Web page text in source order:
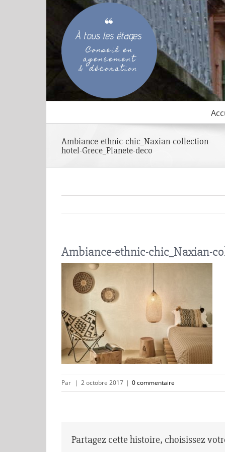
Ambiance-ethnic-chic_Naxian-collection-
hotel-Grece_Planete-deco
Ambiance-ethnic-chic_Naxian-
Par | 2 octobre 2017 | 0 commentaire
Partagez cette histoire, choisissez